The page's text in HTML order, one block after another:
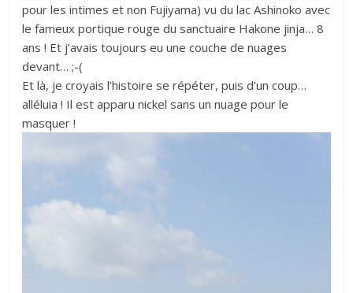
pour les intimes et non Fujiyama) vu du lac Ashinoko avec
le fameux portique rouge du sanctuaire Hakone jinja… 8
ans ! Et j’avais toujours eu une couche de nuages
devant… ;-(
Et là, je croyais l’histoire se répéter, puis d’un coup…
alléluia ! Il est apparu nickel sans un nuage pour le
masquer !